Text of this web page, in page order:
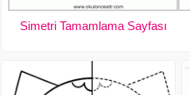
Simetri Tamamlama Sayfası